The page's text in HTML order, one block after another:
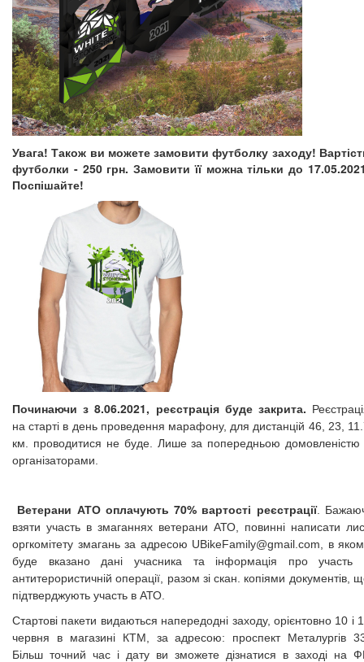
Увага! Також ви можете замовити футболку заходу!
футболки - 250 грн. Замовити її можна тільки до
Поспішайте!
Починаючи з 8.06.2021, реєстрація буде закрита.
на старті в день проведення марафону, для дистанцій 46, 23,
км. проводитися не буде. Лише за попередньою домовленістю
організаторами.
Ветерани АТО оплачують 70% вартості реєстрації.
взяти участь в змаганнях ветерани АТО, повинні написати
оргкомітету змагань за адресою UBikeFamily@gmail.com , в
буде вказано дані учасника та інформація про участь
антитерористичній операції, разом зі скан. копіями документів,
підтверджують участь в АТО.
Стартові пакети видаються напередодні заходу, орієнтовно 10 і
червня в магазині КТМ, за адресою: проспект Металургів
Більш точний час і дату ви зможете дізнатися в заході на